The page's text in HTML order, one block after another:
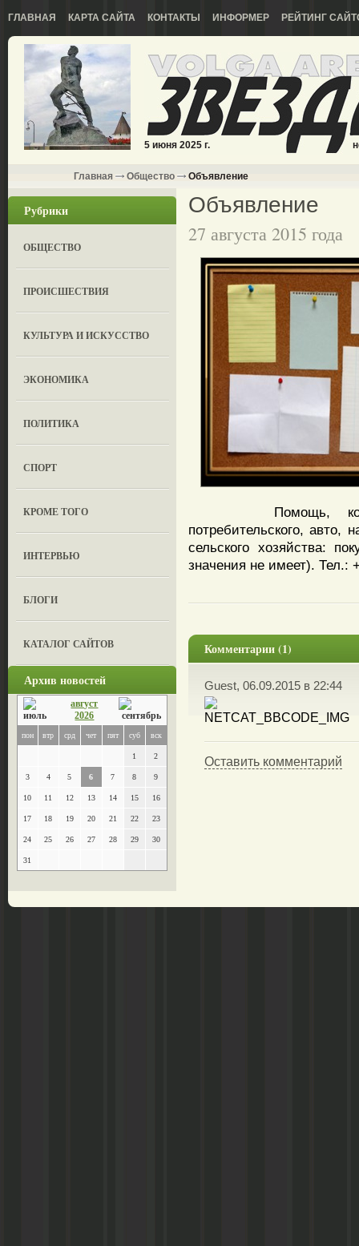
ГЛАВНАЯ КАРТА САЙТА КОНТАКТЫ ИНФОРМЕР РЕЙТИНГ
5 июня 2025 г.
Главная Общество Объявление
Рубрики
ОБЩЕСТВО
ПРОИСШЕСТВИЯ
КУЛЬТУРА И ИСКУССТВО
ЭКОНОМИКА
ПОЛИТИКА
СПОРТ
КРОМЕ ТОГО
ИНТЕРВЬЮ
БЛОГИ
КАТАЛОГ САЙТОВ
Архив новостей
август
2026
пон втр срд чет пят суб вск
1 2
3 4 5 6 7 8 9
10 11 12 13 14 15 16
17 18 19 20 21 22 23
24 25 26 27 28 29 30
31
Объявление
27 августа 2015 года
Помощь,
потребительского, авто,
сельского хозяйства:
значения не имеет). Тел.:
Комментарии (1)
Guest, 06.09.2015 в 22:44
Оставить комментарий